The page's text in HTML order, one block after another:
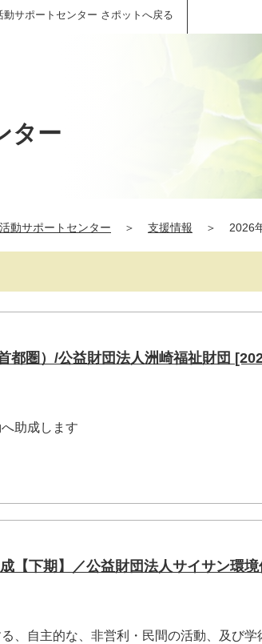
動サポートセンター さポットへ戻る
ター
動サポートセンター ＞ 支援情報 ＞ 2026
都圏）/公益財団法人洲崎福祉財団
助成します
【下期】／公益財団法人サイサン環
、自主的な、非営利・民間の活動、及び学